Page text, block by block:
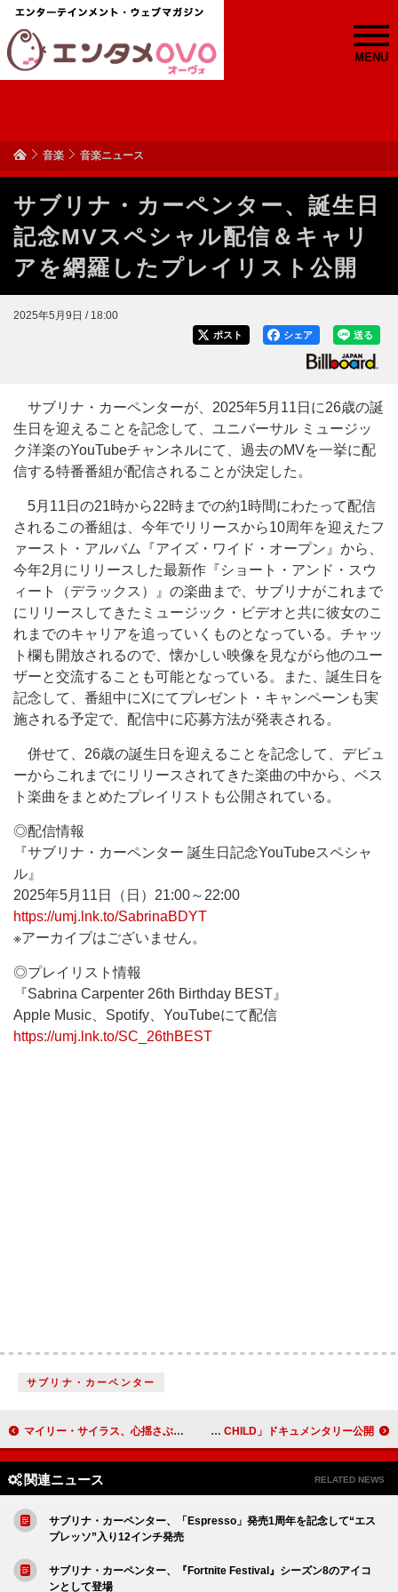
MENU
音楽 音楽ニュース
サブリナ・カーペンター、誕生日
記念MVスペシャル配信＆キャリ
アを網羅したプレイリスト公開
2025年5月9日 / 18:00
送る
シェア
ポスト
サブリナ・カーペンターが、2025年5月11日に26歳の誕
生日を迎えることを記念して、ユニバーサル ミュージッ
ク洋楽のYouTubeチャンネルにて、過去のMVを一挙に配
信する特番番組が配信されることが決定した。
5月11日の21時から22時までの約1時間にわたって配信
されるこの番組は、今年でリリースから10周年を迎えたフ
ァースト・アルバム『アイズ・ワイド・オープン』から、
今年2月にリリースした最新作『ショート・アンド・スウ
ィート（デラックス）』の楽曲まで、サブリナがこれまで
にリリースしてきたミュージック・ビデオと共に彼女のこ
れまでのキャリアを追っていくものとなっている。チャッ
ト欄も開放されるので、懐かしい映像を見ながら他のユー
ザーと交流することも可能となっている。また、誕生日を
記念して、番組中にXにてプレゼント・キャンペーンも実
施される予定で、配信中に応募方法が発表される。
併せて、26歳の誕生日を迎えることを記念して、デビュ
ーからこれまでにリリースされてきた楽曲の中から、ベス
ト楽曲をまとめたプレイリストも公開されている。
◎配信情報
『サブリナ・カーペンター 誕生日記念YouTubeスペシャ
ル』
2025年5月11日（日）21:00～22:00
https://umj.lnk.to/SabrinaBDYT
※アーカイブはございません。
◎プレイリスト情報
『Sabrina Carpenter 26th Birthday BEST』
Apple Music、Spotify、YouTubeにて配信
https://umj.lnk.to/SC_26thBEST
サブリナ・カーペンター
マイリー・サイラス、心揺さぶるバラード「モア・トゥー・ルーズ」公開 満島ひかり、自身が製作総指揮したMV「LOST CHILD」ドキュメンタリー公開
関連ニュース RELATED NEWS
サブリナ・カーペンター、「Espresso」発売1周年を記念して“エス
プレッソ”入り12インチ発売
サブリナ・カーペンター、『Fortnite Festival』シーズン8のアイコ
ンとして登場